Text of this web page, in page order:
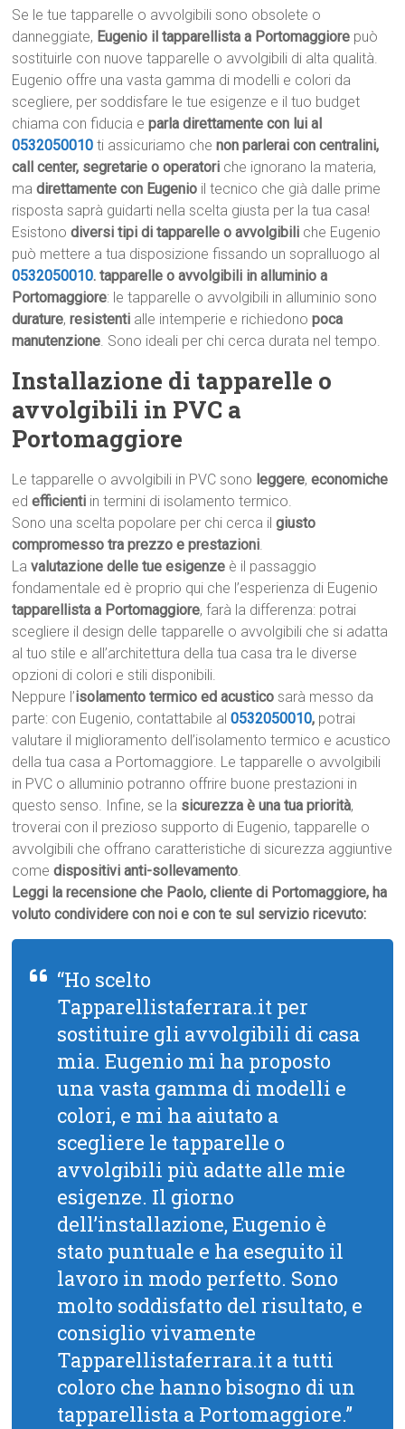
Se le tue tapparelle o avvolgibili sono obsolete o
danneggiate, Eugenio il tapparellista a Portomaggiore può
sostituirle con nuove tapparelle o avvolgibili di alta qualità.
Eugenio offre una vasta gamma di modelli e colori da
scegliere, per soddisfare le tue esigenze e il tuo budget
chiama con fiducia eparla direttamente con lui al
0532050010 ti assicuriamo chenon parlerai con centralini,
call center, segretarie o operatori che ignorano la materia,
madirettamente con Eugenio il tecnico che già dalle prime
risposta saprà guidarti nella scelta giusta per la tua casa!
Esistonodiversi tipi di tapparelle o avvolgibili che Eugenio
può mettere a tua disposizione fissando un sopralluogo al
0532050010. tapparelle o avvolgibili in alluminio a
Portomaggiore: le tapparelle o avvolgibili in alluminio sono
durature,resistenti alle intemperie e richiedonopoca
manutenzione. Sono ideali per chi cerca durata nel tempo.
Installazione di tapparelle o
avvolgibili in PVC a
Portomaggiore
Le tapparelle o avvolgibili in PVC sono leggere,economiche
edefficienti in termini di isolamento termico.
Sono una scelta popolare per chi cerca ilgiusto
compromesso tra prezzo e prestazioni.
Lavalutazione delle tue esigenze è il passaggio
fondamentale ed è proprio qui che l’esperienza di Eugenio
tapparellista a Portomaggiore, farà la differenza: potrai
scegliere il design delle tapparelle o avvolgibili che si adatta
al tuo stile e all’architettura della tua casa tra le diverse
opzioni di colori e stili disponibili.
Neppure l’isolamento termico ed acustico sarà messo da
parte: con Eugenio, contattabile al0532050010, potrai
valutare il miglioramento dell’isolamento termico e acustico
della tua casa a Portomaggiore. Le tapparelle o avvolgibili
in PVC o alluminio potranno offrire buone prestazioni in
questo senso. Infine, se la sicurezza è una tua priorità,
troverai con il prezioso supporto di Eugenio, tapparelle o
avvolgibili che offrano caratteristiche di sicurezza aggiuntive
comedispositivi anti-sollevamento.
Leggi la recensione che Paolo, cliente di Portomaggiore, ha
voluto condividere con noi e con te sul servizio ricevuto:
“Ho scelto
Tapparellistaferrara.it per
sostituire gli avvolgibili di casa
mia. Eugenio mi ha proposto
una vasta gamma di modelli e
colori, e mi ha aiutato a
scegliere le tapparelle o
avvolgibili più adatte alle mie
esigenze. Il giorno
dell’installazione, Eugenio è
stato puntuale e ha eseguito il
lavoro in modo perfetto. Sono
molto soddisfatto del risultato, e
consiglio vivamente
Tapparellistaferrara.it a tutti
coloro che hanno bisogno di un
tapparellista a Portomaggiore.”